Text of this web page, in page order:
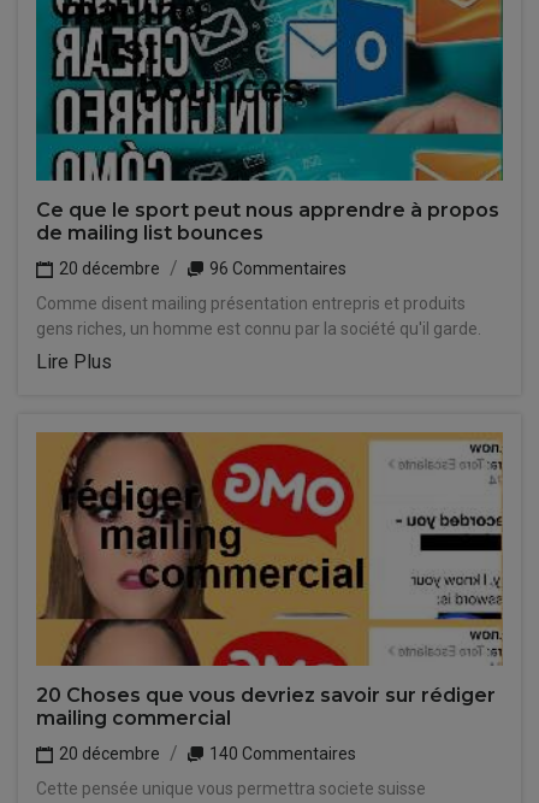
Ce que le sport peut nous apprendre à propos
de mailing list bounces
20 décembre
96 Commentaires
Comme disent mailing présentation entrepris et produits
gens riches, un homme est connu par la société qu'il garde.
Lire Plus
20 Choses que vous devriez savoir sur rédiger
mailing commercial
20 décembre
140 Commentaires
Cette pensée unique vous permettra societe suisse